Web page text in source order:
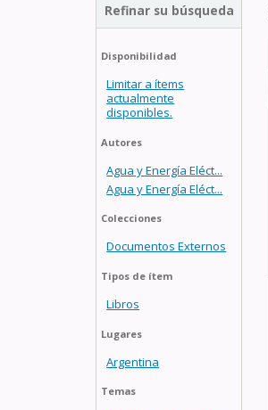
Refinar su búsqueda
Disponibilidad
Limitar a ítems
actualmente
disponibles.
Autores
Agua y Energía Eléct...
Agua y Energía Eléct...
Colecciones
Documentos Externos
Tipos de ítem
Libros
Lugares
Argentina
Temas